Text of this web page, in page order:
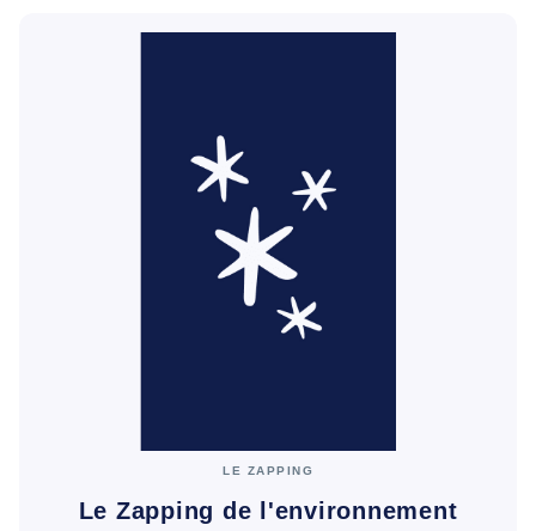
LE ZAPPING
Le Zapping de l'environnement